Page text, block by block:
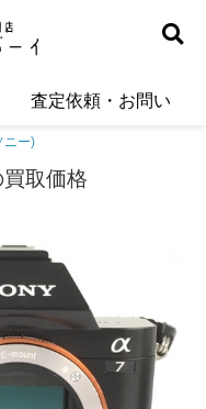
査定依頼・お問い合
ニー)
取価格